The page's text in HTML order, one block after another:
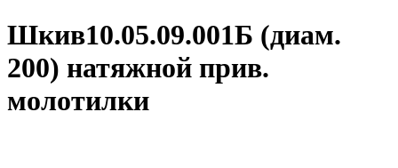
Шкив10.05.09.001Б (диам.
200) натяжной прив.
молотилки